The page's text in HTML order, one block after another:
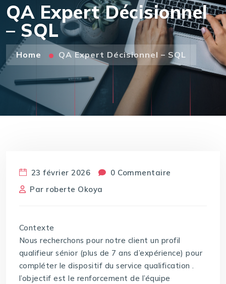
QA Expert Décisionnel
– SQL
Home QA Expert Décisionnel – SQL
23 février 2026
0 Commentaire
Par roberte Okoya
Contexte
Nous recherchons pour notre client un profil
qualifieur sénior (plus de 7 ans d’expérience) pour
compléter le dispositif du service qualification .
l’objectif est le renforcement de l’équipe